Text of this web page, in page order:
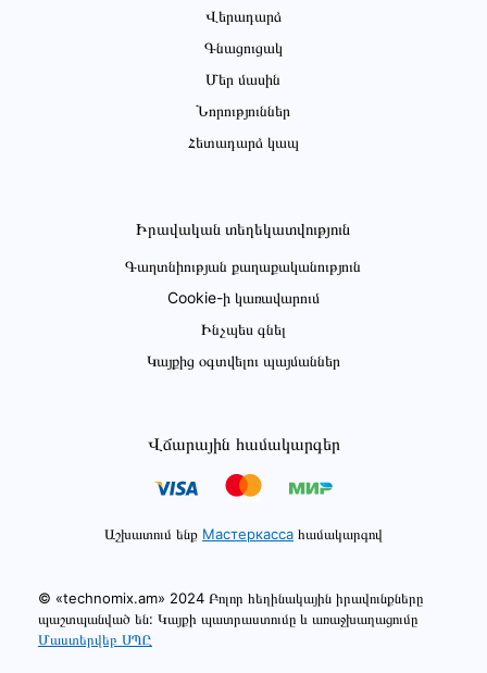
Վերադարձ
Գնացուցակ
Մեր մասին
Նորություններ
Հետադարձ կապ
Իրավական տեղեկատվություն
Գաղտնիության քաղաքականություն
Cookie-ի կառավարում
Ինչպես գնել
Կայքից օգտվելու պայմաններ
Վճարային համակարգեր
Աշխատում ենք Мастеркасса համակարգով
© «technomix.am» 2024 Բոլոր հեղինակային իրավունքները
պաշտպանված են: Կայքի պատրաստումը և առաջխաղացումը
Մաստերվեբ ՍՊԸ